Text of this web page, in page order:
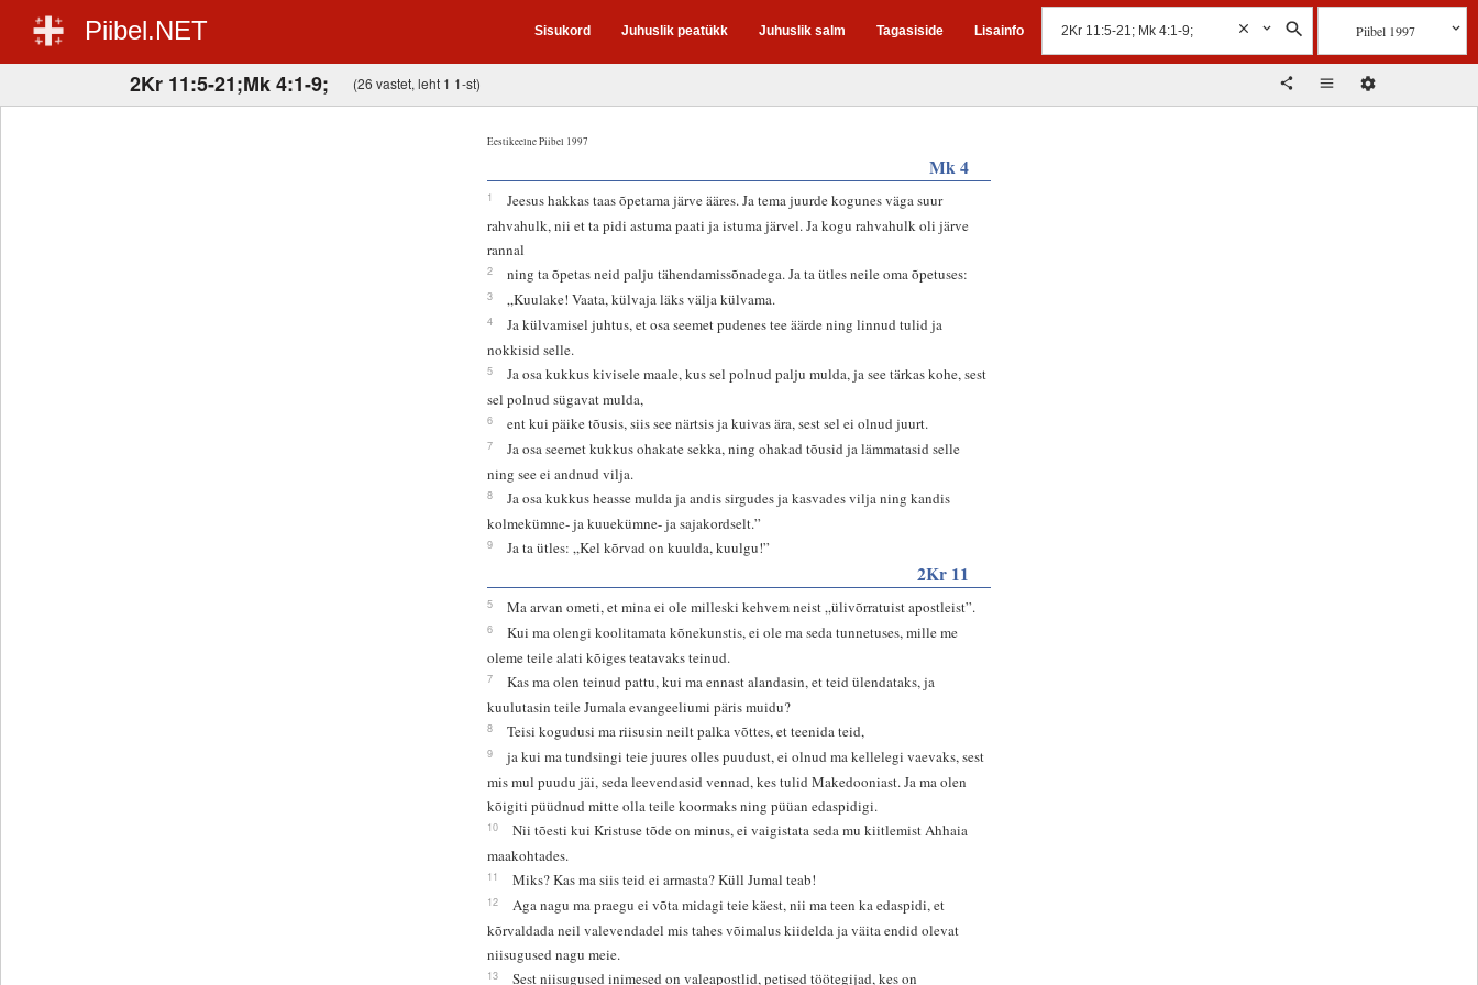
Piibel.NET Sisukord Juhuslik peatükk Juhuslik salm Tagasiside Lisainfo Piibel 1997
2Kr 11:5-21;Mk 4:1-9; (26 vastet, leht 1 1-st)
Eestikeelne Piibel 1997
Mk 4
1
Jeesus hakkas taas õpetama järve ääres. Ja tema juurde kogunes väga suur
rahvahulk, nii et ta pidi astuma paati ja istuma järvel. Ja kogu rahvahulk oli järve
rannal
2 ning ta õpetas neid palju tähendamissõnadega. Ja ta ütles neile oma õpetuses:
3 „Kuulake! Vaata, külvaja läks välja külvama.
4
Ja külvamisel juhtus, et osa seemet pudenes tee äärde ning linnud tulid ja
nokkisid selle.
5
Ja osa kukkus kivisele maale, kus sel polnud palju mulda, ja see tärkas kohe, sest
sel polnud sügavat mulda,
6 ent kui päike tõusis, siis see närtsis ja kuivas ära, sest sel ei olnud juurt.
7
Ja osa seemet kukkus ohakate sekka, ning ohakad tõusid ja lämmatasid selle
ning see ei andnud vilja.
8
Ja osa kukkus heasse mulda ja andis sirgudes ja kasvades vilja ning kandis
kolmekümne- ja kuuekümne- ja sajakordselt.”
9 Ja ta ütles: „Kel kõrvad on kuulda, kuulgu!”
2Kr 11
5 Ma arvan ometi, et mina ei ole milleski kehvem neist „ülivõrratuist apostleist”.
6
Kui ma olengi koolitamata kõnekunstis, ei ole ma seda tunnetuses, mille me
oleme teile alati kõiges teatavaks teinud.
7
Kas ma olen teinud pattu, kui ma ennast alandasin, et teid ülendataks, ja
kuulutasin teile Jumala evangeeliumi päris muidu?
8 Teisi kogudusi ma riisusin neilt palka võttes, et teenida teid,
9
ja kui ma tundsingi teie juures olles puudust, ei olnud ma kellelegi vaevaks, sest
mis mul puudu jäi, seda leevendasid vennad, kes tulid Makedooniast. Ja ma olen
kõigiti püüdnud mitte olla teile koormaks ning püüan edaspidigi.
10
Nii tõesti kui Kristuse tõde on minus, ei vaigistata seda mu kiitlemist Ahhaia
maakohtades.
11 Miks? Kas ma siis teid ei armasta? Küll Jumal teab!
12
Aga nagu ma praegu ei võta midagi teie käest, nii ma teen ka edaspidi, et
kõrvaldada neil valevendadel mis tahes võimalus kiidelda ja väita endid olevat
niisugused nagu meie.
13 Sest niisugused inimesed on valeapostlid, petised töötegijad, kes on